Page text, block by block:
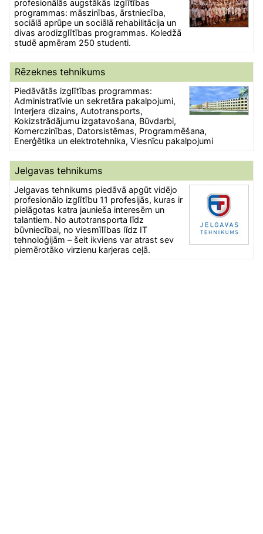
profesionālās augstākās izglītības
programmas: māszinības, ārstniecība,
sociālā aprūpe un sociālā rehabilitācija un
divas arodizglītības programmas. Koledžā
studē apmēram 250 studenti.
Rēzeknes tehnikums
Piedāvātās izglītības programmas:
Administratīvie un sekretāra pakalpojumi,
Interjera dizains, Autotransports,
Kokizstrādājumu izgatavošana, Būvdarbi,
Komerczinības, Datorsistēmas, Programmēšana,
Enerģētika un elektrotehnika, Viesnīcu pakalpojumi
Jelgavas tehnikums
Jelgavas tehnikums piedāvā apgūt vidējo
profesionālo izglītību 11 profesijās, kuras ir
pielāgotas katra jaunieša interesēm un
talantiem. No autotransporta līdz
būvniecībai, no viesmīlības līdz IT
tehnoloģijām – šeit ikviens var atrast sev
piemērotāko virzienu karjeras ceļā.